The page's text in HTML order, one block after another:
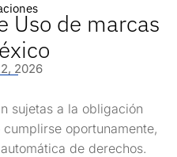
Uso de marcas
2026
sujetas a la obligación
oportunamente,
de derechos.